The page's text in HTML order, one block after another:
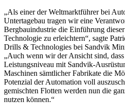
„Als einer der Weltmarktführer bei
Untertagebau tragen wir eine
Bergbauindustrie die Einführung
Technologie zu erleichtern“, sagte
Drills & Technologies bei Sandvik
„Auch wenn wir der Ansicht sind,
Leistungsniveau mit Sandvik-
Maschinen sämtlicher Fabrikate die
Potenzial der Automation voll
gemischten Flotten werden nun die
nutzen können.“